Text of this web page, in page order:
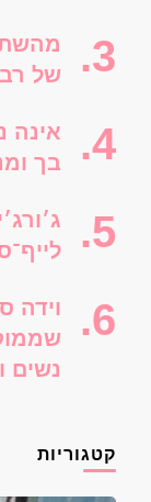
של
אינה
בך
וידה
נשים
קטגוריות